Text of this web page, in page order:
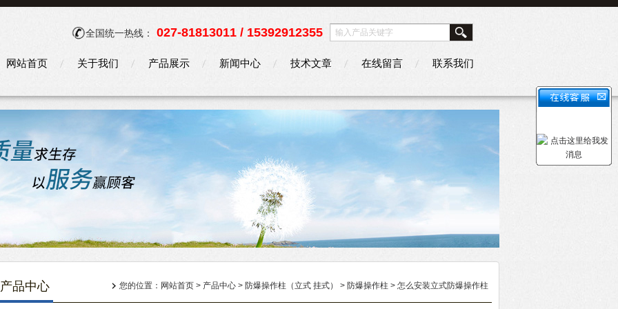
全国统一热线： 027-81813011 / 15392912355
网站首页 关于我们 产品展示 新闻中心 技术文章 在线留言 联系我们
产品中心 您的位置： 网站首页 > 产品中心 > 防爆操作柱（立式 挂式） > 防爆操作柱 > 怎么安装立式防爆操作柱